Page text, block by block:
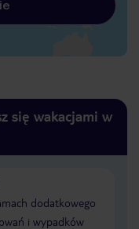
się wakacjami w
dodatkowego
i wypadków